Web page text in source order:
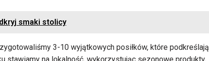
smaki stolicy
3-10 wyjątkowych posiłków, które podkreślają